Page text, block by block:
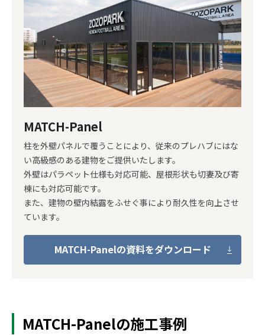
MATCH-Panel
柱を外壁パネルで覆うことにより、従来のプレハブにはな
い高級感のある建物をご提供いたします。
外壁はパラペット仕様も対応可能、屋根形状も切妻及び寄
棟にも対応可能です。
また、建物の壁内結露をふせぐ事により耐久性を向上させ
ています。
MATCH-Panelの資料をダウンロード
MATCH-Panelの施工事例